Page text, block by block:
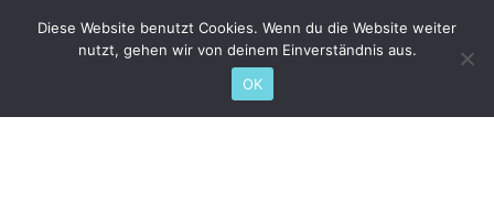
Diese Website benutzt Cookies. Wenn du die Website weiter
nutzt, gehen wir von deinem Einverständnis aus.
OK